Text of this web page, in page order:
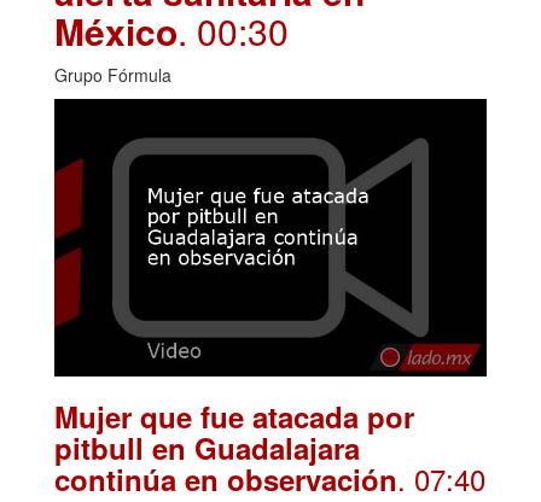
México. 00:30
Grupo Fórmula
Mujer que fue atacada por
pitbull en Guadalajara
continúa en observación. 07:40